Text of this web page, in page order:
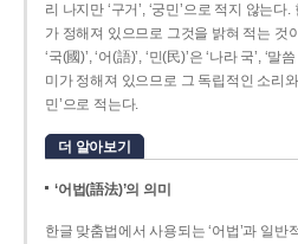
리 나지만 ‘구거’, ‘궁민’으로 적지 않는
가 정해져 있으므로 그것을 밝혀 적는 것
‘국(國)’, ‘어(語)’, ‘민(民)’은 ‘나라 국’, ‘말
미가 정해져 있으므로 그 독립적인 소리
민’으로 적는다.
더 알아보기
‘어법(語法)’의 의미
한글 맞춤법에서 사용되는 ‘어법’과 일반